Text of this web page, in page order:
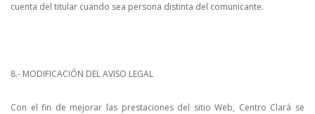
cuenta del titular cuando sea persona distinta del comunicante.
8.- MODIFICACIÓN DEL AVISO LEGAL
Con el fin de mejorar las prestaciones del sitio Web, Centro Clará se